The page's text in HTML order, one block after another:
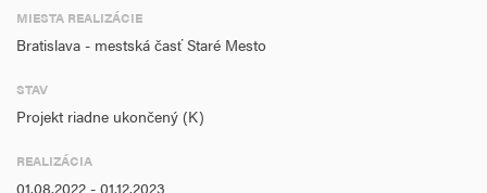
- zlepšenie a skvalitnenie životného prostredia
je zabezpečenie bezpečnosti prevádzky na úzkych miestach
železničnej dopravy – sanáciou dosiahnuť predĺženie životnosti
tunela a zaistenie bezpečnosti železničnej dopravy v tuneli, rozvoj
dopravy z individuálnej dopravy na koľajovú dopravu, ako aj
prevzatie dopravy zo zaťažených tratí z cestnej hromadnej dopravy –
MIESTA REALIZÁCIE
Bratislava - mestská časť Staré Mesto
STAV
Projekt riadne ukončený (K)
REALIZÁCIA
01.08.2022 - 01.12.2023